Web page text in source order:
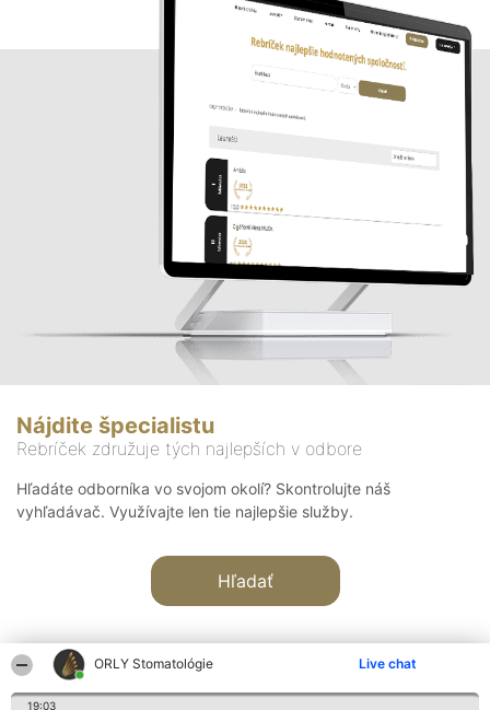
ORLY Stomatológie Live chat
19:03
Nájdite špecialistu
Rebríček združuje tých najlepších v odbore
Hľadáte odborníka vo svojom okolí? Skontrolujte náš
vyhľadávač. Využívajte len tie najlepšie služby.
Hľadať